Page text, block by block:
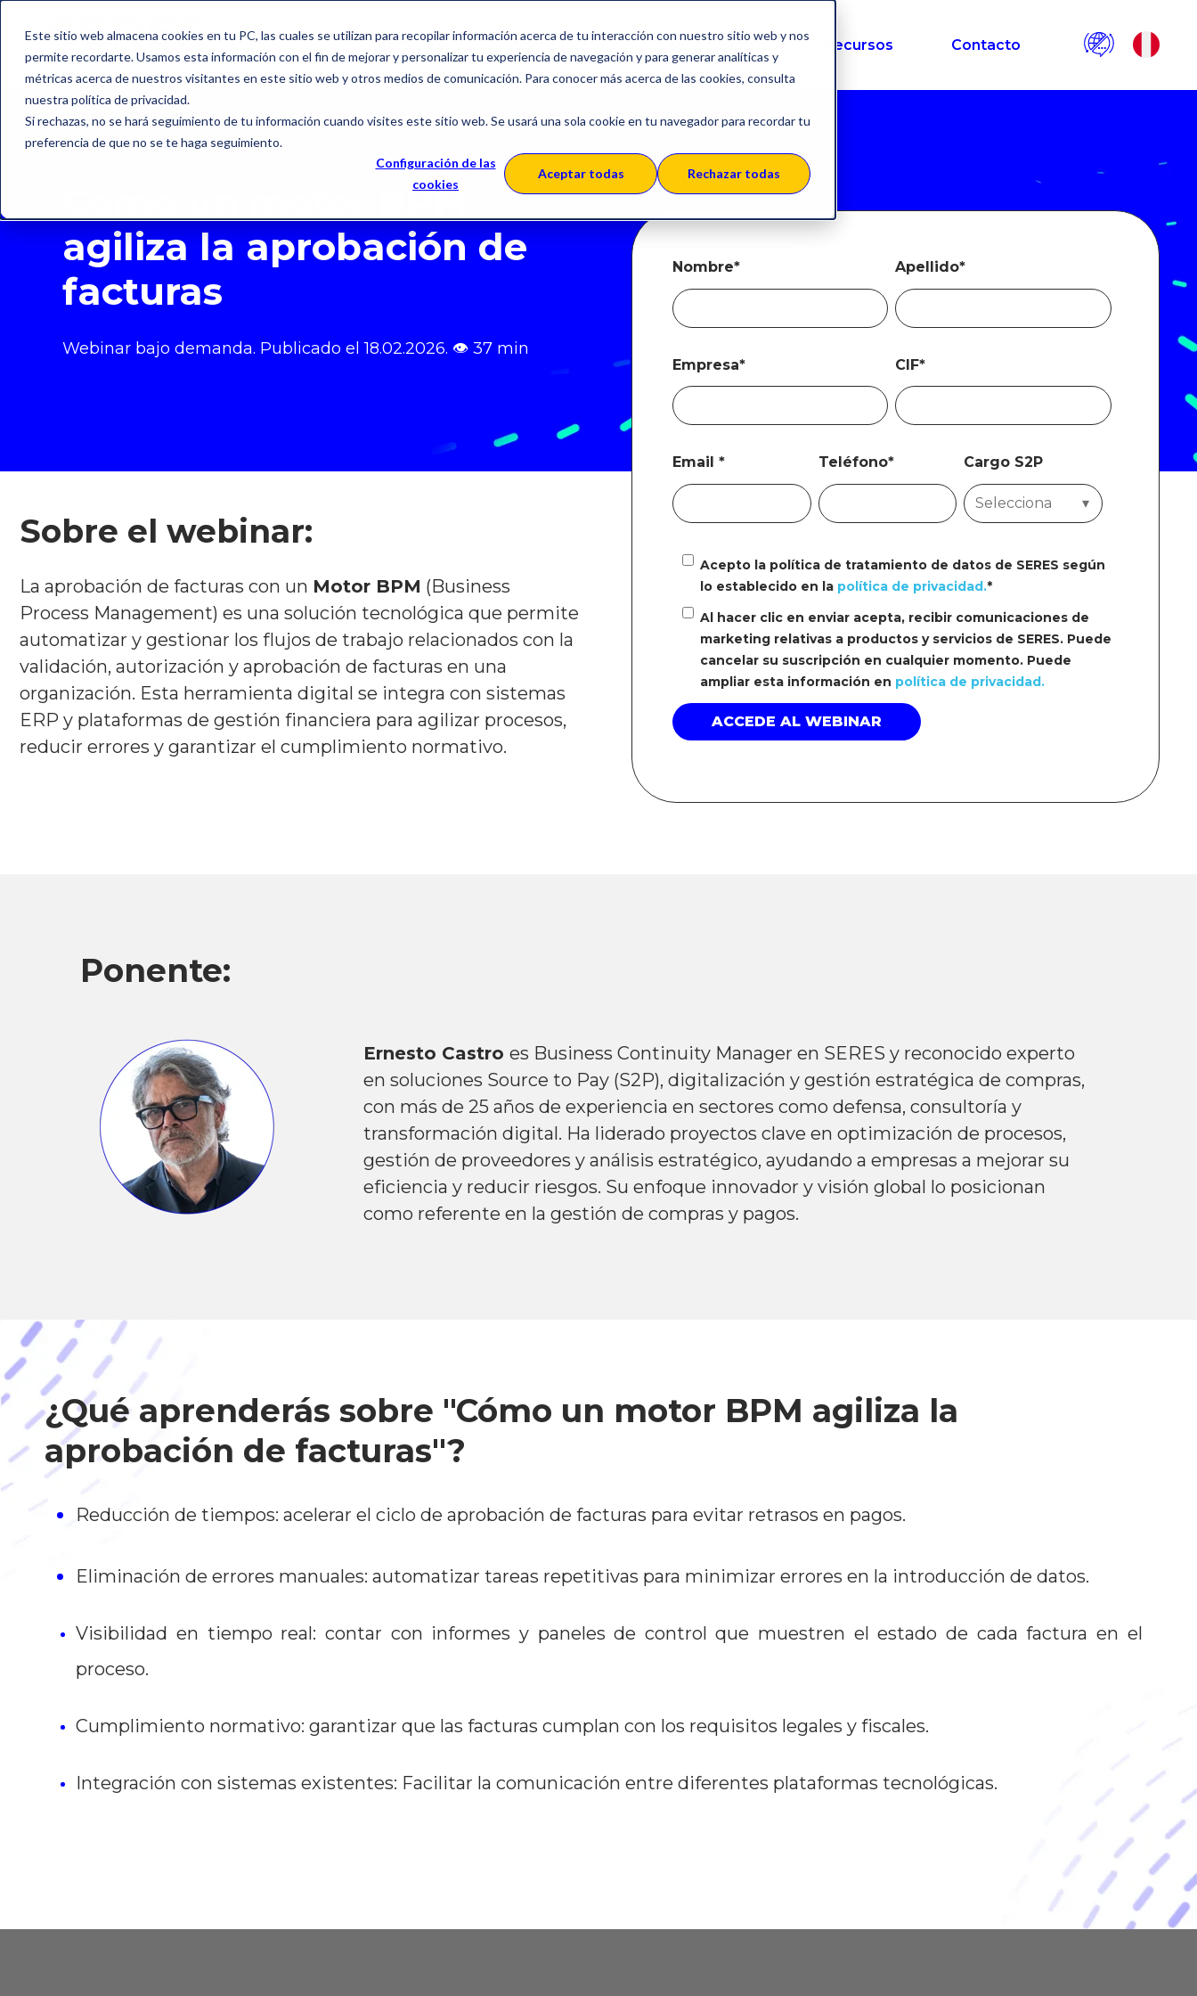
Este sitio web almacena cookies en tu PC, las cuales se utilizan para recopilar información acerca de tu interacción con nuestro sitio web y nos
permite recordarte. Usamos esta información con el fin de mejorar y personalizar tu experiencia de navegación y para generar analíticas y
métricas acerca de nuestros visitantes en este sitio web y otros medios de comunicación. Para conocer más acerca de las cookies, consulta
nuestra política de privacidad.
Si rechazas, no se hará seguimiento de tu información cuando visites este sitio web. Se usará una sola cookie en tu navegador para recordar tu
preferencia de que no se te haga seguimiento.
Configuración de las
cookies
Aceptar todas Rechazar todas
Soluciones Sobre SERES Casos de Éxito Recursos Contacto
Cómo un motor BPM
agiliza la aprobación de
facturas
Webinar bajo demanda. Publicado el 18.02.2026. 👁 37 min
Sobre el webinar:
La aprobación de facturas con un Motor BPM (Business
Process Management) es una solución tecnológica que permite
automatizar y gestionar los flujos de trabajo relacionados con la
validación, autorización y aprobación de facturas en una
organización. Esta herramienta digital se integra con sistemas
ERP y plataformas de gestión financiera para agilizar procesos,
reducir errores y garantizar el cumplimiento normativo.
Nombre* Apellido*
Empresa* CIF*
Email * Teléfono* Cargo S2P
Acepto la política de tratamiento de datos de SERES según
lo establecido en la política de privacidad.*
Al hacer clic en enviar acepta, recibir comunicaciones de
marketing relativas a productos y servicios de SERES. Puede
cancelar su suscripción en cualquier momento. Puede
ampliar esta información en política de privacidad.
Ponente:
Ernesto Castroes Business Continuity Manager en SERES y reconocido experto
en soluciones Source to Pay (S2P), digitalización y gestión estratégica de compras,
con más de 25 años de experiencia en sectores como defensa, consultoría y
transformación digital. Ha liderado proyectos clave en optimización de procesos,
gestión de proveedores y análisis estratégico, ayudando a empresas a mejorar su
eficiencia y reducir riesgos. Su enfoque innovador y visión global lo posicionan
como referente en la gestión de compras y pagos.
¿Qué aprenderás sobre "Cómo un motor BPM agiliza la
aprobación de facturas"?
Reducción de tiempos: acelerar el ciclo de aprobación de facturas para evitar retrasos en pagos.
Eliminación de errores manuales: automatizar tareas repetitivas para minimizar errores en la introducción de datos.
Visibilidad en tiempo real: contar con informes y paneles de control que muestren el estado de cada factura en el
proceso.
Cumplimiento normativo: garantizar que las facturas cumplan con los requisitos legales y fiscales.
Integración con sistemas existentes: Facilitar la comunicación entre diferentes plataformas tecnológicas.